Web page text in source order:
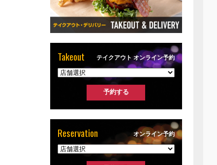
Takeout テイクアウト オンライン予約
Reservation オンライン予約